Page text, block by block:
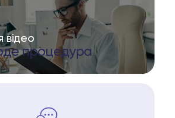
відео
процедура